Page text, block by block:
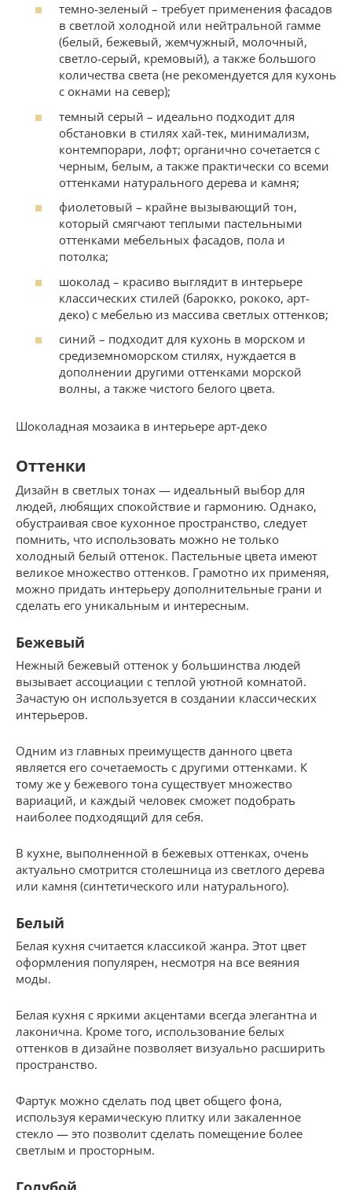
темно-зеленый – требует применения фасадов
в светлой холодной или нейтральной гамме
(белый, бежевый, жемчужный, молочный,
светло-серый, кремовый), а также большого
количества света (не рекомендуется для кухонь
с окнами на север);
темный серый – идеально подходит для
обстановки в стилях хай-тек, минимализм,
контемпорари, лофт; органично сочетается с
черным, белым, а также практически со всеми
оттенками натурального дерева и камня;
фиолетовый – крайне вызывающий тон,
который смягчают теплыми пастельными
оттенками мебельных фасадов, пола и
потолка;
шоколад – красиво выглядит в интерьере
классических стилей (барокко, рококо, арт-
деко) с мебелью из массива светлых оттенков;
синий – подходит для кухонь в морском и
средиземноморском стилях, нуждается в
дополнении другими оттенками морской
волны, а также чистого белого цвета.
Шоколадная мозаика в интерьере арт-деко
Оттенки
Дизайн в светлых тонах — идеальный выбор для
людей, любящих спокойствие и гармонию. Однако,
обустраивая свое кухонное пространство, следует
помнить, что использовать можно не только
холодный белый оттенок. Пастельные цвета имеют
великое множество оттенков. Грамотно их применяя,
можно придать интерьеру дополнительные грани и
сделать его уникальным и интересным.
Бежевый
Нежный бежевый оттенок у большинства людей
вызывает ассоциации с теплой уютной комнатой.
Зачастую он используется в создании классических
интерьеров.
Одним из главных преимуществ данного цвета
является его сочетаемость с другими оттенками. К
тому же у бежевого тона существует множество
вариаций, и каждый человек сможет подобрать
наиболее подходящий для себя.
В кухне, выполненной в бежевых оттенках, очень
актуально смотрится столешница из светлого дерева
или камня (синтетического или натурального).
Белый
Белая кухня считается классикой жанра. Этот цвет
оформления популярен, несмотря на все веяния
моды.
Белая кухня с яркими акцентами всегда элегантна и
лаконична. Кроме того, использование белых
оттенков в дизайне позволяет визуально расширить
пространство.
Фартук можно сделать под цвет общего фона,
используя керамическую плитку или закаленное
стекло — это позволит сделать помещение более
светлым и просторным.